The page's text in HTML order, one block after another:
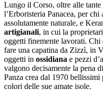
Lungo il Corso, oltre alle tante
l’Erboristeria Panacea, per
assolutamente naturale, e
artigianali, in cui la
oggetti finemente lavorati. Chi
fare una capatina da Zizzì, in
oggetti in ossidiana e pezzi
valgono decisamente la pena
Panza crea dal 1970
colori delle sue amate isole.